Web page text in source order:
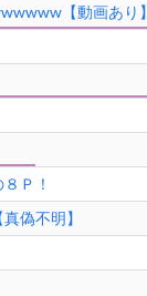
【動画あり】
Ｐ！
偽不明】